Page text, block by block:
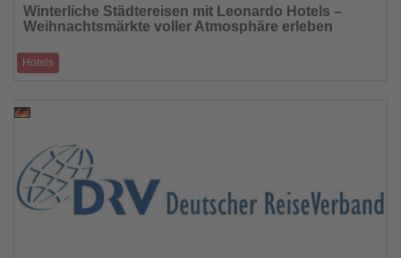
die
Nachrichten
Winterliche Städtereisen mit Leonardo Hotels –
Weihnachtsmärkte voller Atmosphäre erleben
Hotels